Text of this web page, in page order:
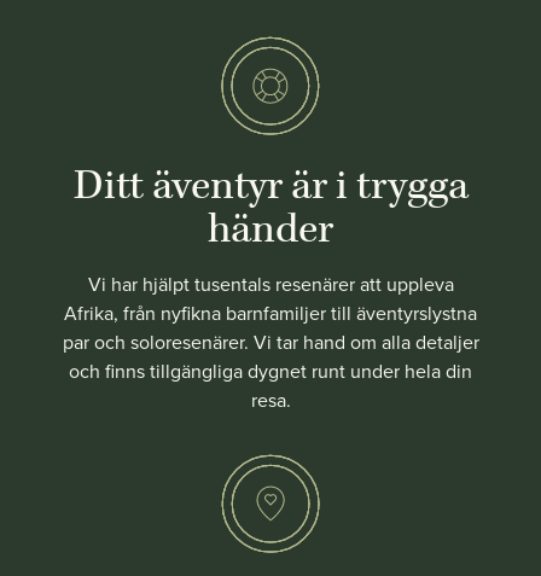
Ditt äventyr är i trygga
händer
Vi har hjälpt tusentals resenärer att uppleva
Afrika, från nyfikna barnfamiljer till äventyrslystna
par och soloresenärer. Vi tar hand om alla detaljer
och finns tillgängliga dygnet runt under hela din
resa.